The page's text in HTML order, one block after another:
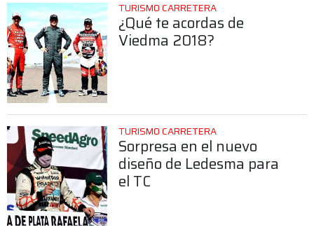
TURISMO CARRETERA
¿Qué te acordas de
Viedma 2018?
TURISMO CARRETERA
Sorpresa en el nuevo
diseño de Ledesma para
el TC